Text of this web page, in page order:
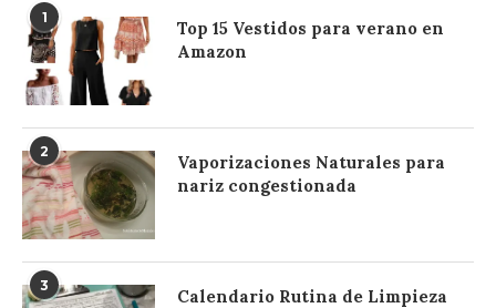
1
Top 15 Vestidos para verano en
Amazon
2
Vaporizaciones Naturales para
nariz congestionada
3
Calendario Rutina de Limpieza